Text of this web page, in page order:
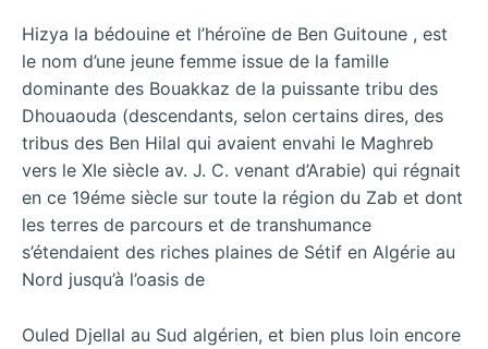
Hizya la bédouine et l’héroïne de Ben Guitoune , est
le nom d’une jeune femme issue de la famille
dominante des Bouakkaz de la puissante tribu des
Dhouaouda (descendants, selon certains dires, des
tribus des Ben Hilal qui avaient envahi le Maghreb
vers le XIe siècle av. J. C. venant d’Arabie) qui régnait
en ce 19éme siècle sur toute la région du Zab et dont
les terres de parcours et de transhumance
s’étendaient des riches plaines de Sétif en Algérie au
Nord jusqu’à l’oasis de
Ouled Djellal au Sud algérien, et bien plus loin encore